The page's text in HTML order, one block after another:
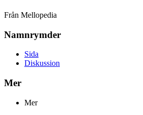
Från Mellopedia
Namnrymder
Sida
Diskussion
Mer
Mer